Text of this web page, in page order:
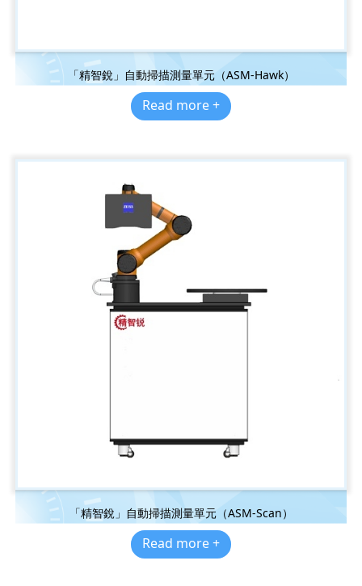
「精智銳」自動掃描測量單元（ASM-Hawk）
Read more +
「精智銳」自動掃描測量單元（ASM-Scan）
Read more +